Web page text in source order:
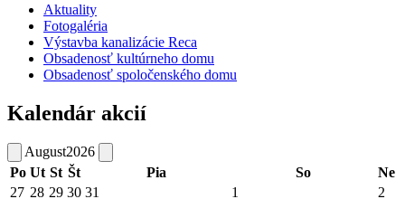
Aktuality
Fotogaléria
Výstavba kanalizácie Reca
Obsadenosť kultúrneho domu
Obsadenosť spoločenského domu
Kalendár akcií
August2026
Po Ut St Št Pia So
Ne
27 28 29 30 31 1 2